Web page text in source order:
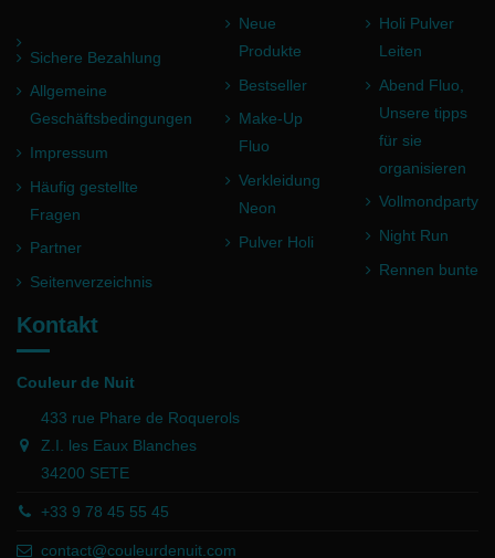
Sichere Bezahlung
Allgemeine
Geschäftsbedingungen
Impressum
Häufig gestellte
Fragen
Partner
Seitenverzeichnis
Neue
Produkte
Bestseller
Make-Up
Fluo
Verkleidung
Neon
Pulver Holi
Holi Pulver
Leiten
Abend Fluo,
Unsere tipps
für sie
organisieren
Vollmondparty
Night Run
Rennen bunte
Kontakt
Couleur de Nuit
433 rue Phare de Roquerols
Z.I. les Eaux Blanches
34200 SETE
+33 9 78 45 55 45
contact@couleurdenuit.com